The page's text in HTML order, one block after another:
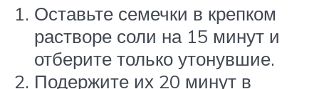
Оставьте семечки в крепком
растворе соли на 15 минут и
отберите только утонувшие.
Подержите их 20 минут в